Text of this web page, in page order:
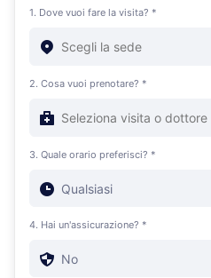
1. Dove vuoi fare la visita? *
2. Cosa vuoi prenotare? *
3. Quale orario preferisci? *
4. Hai un'assicurazione? *